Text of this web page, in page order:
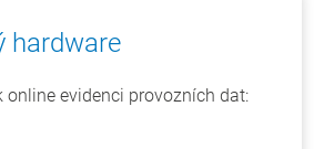
hardware
online evidenci provozních dat: